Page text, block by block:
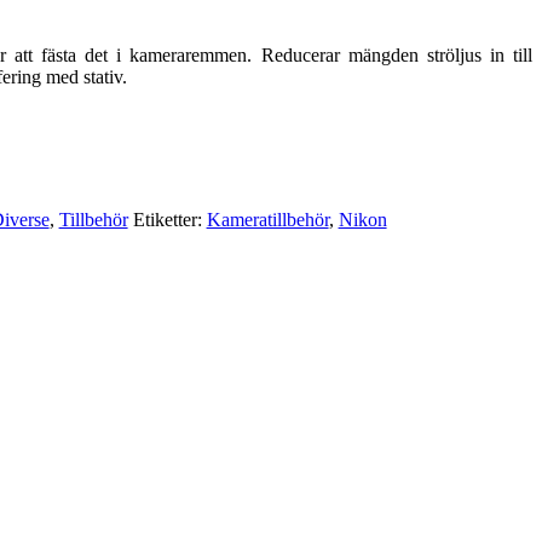
att fästa det i kameraremmen. Reducerar mängden ströljus in till
med stativ.
, Tillbehör Etiketter: Kameratillbehör, Nikon